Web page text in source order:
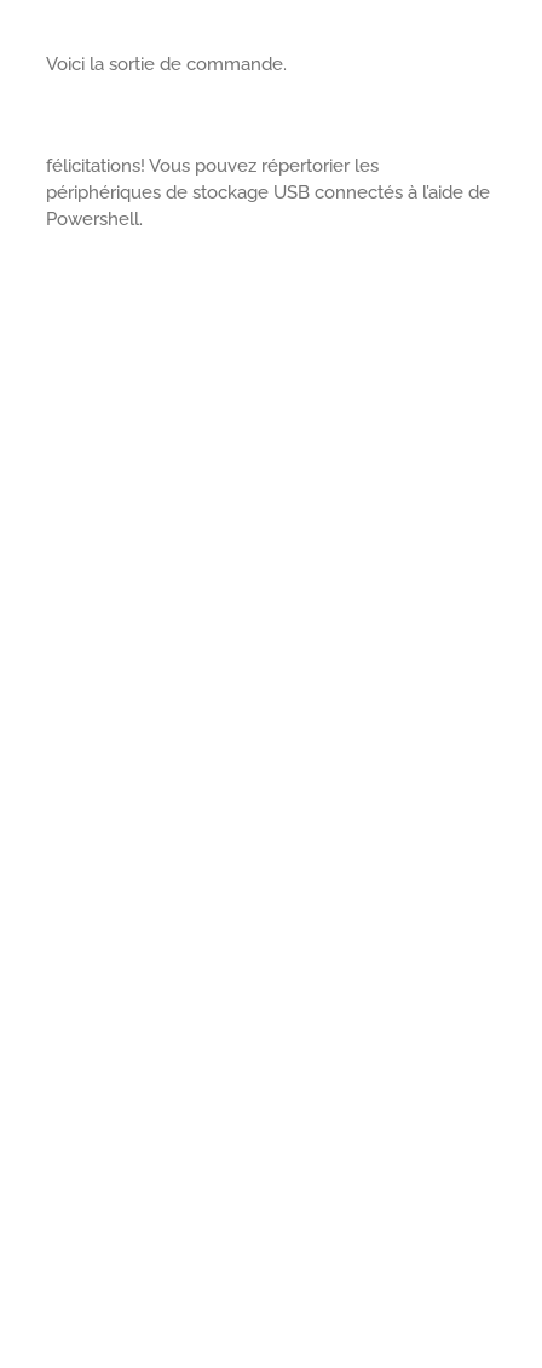
Voici la sortie de commande.
félicitations! Vous pouvez répertorier les
périphériques de stockage USB connectés à l’aide de
Powershell.